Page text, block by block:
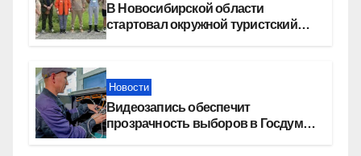
В Новосибирской области
стартовал окружной туристский
Новости
Видеозапись обеспечит
прозрачность выборов в Госдуму